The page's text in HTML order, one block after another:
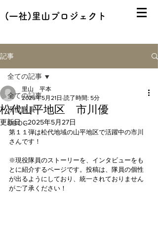
(一社)里山プロジェクト
記事
全ての記事
現役隊員
OBOG
全ての記事
松代山平地区 市川優
里山 平本
2025年5月21日 読了時間: 5分
更新日：2025年5月27日
第１１弾は松代地域の山平地区で活躍中の市川
さんです！
※現役隊員のストーリーを、インタビューをも
とに紹介するページです。投稿は、隊員の個性
が出るようにしており、統一されておりません
がご了承ください！